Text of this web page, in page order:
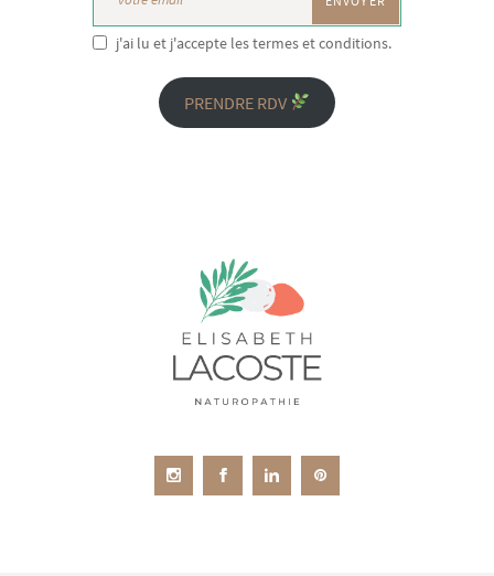
j'ai lu et j'accepte les termes et conditions.
PRENDRE RDV